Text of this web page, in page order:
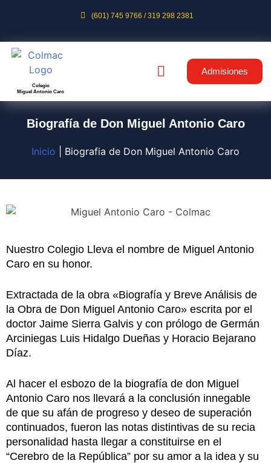
(601) 745 9766 / 319 298 2381
Colegio
Miguel Antonio Caro
Admisiones
Biografía de Don Miguel Antonio Caro
Inicio Biografia de Don Miguel Antonio Caro
Nuestro Colegio Lleva el nombre de Miguel Antonio
Caro en su honor.
Extractada de la obra «Biografía y Breve Análisis de
la Obra de Don Miguel Antonio Caro» escrita por el
doctor Jaime Sierra Galvis y con prólogo de Germán
Arciniegas Luis Hidalgo Dueñas y Horacio Bejarano
Díaz.
Al hacer el esbozo de la biografía de don Miguel
Antonio Caro nos llevará a la conclusión innegable
de que su afán de progreso y deseo de superación
continuados, fueron las notas distintivas de su recia
personalidad hasta llegar a constituirse en el
“Cerebro de la República” por su amor a la idea y su